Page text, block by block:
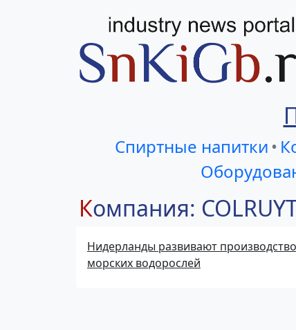
Спиртные напитки •
Компания:
Нидерланды развивают производство
морских водорослей